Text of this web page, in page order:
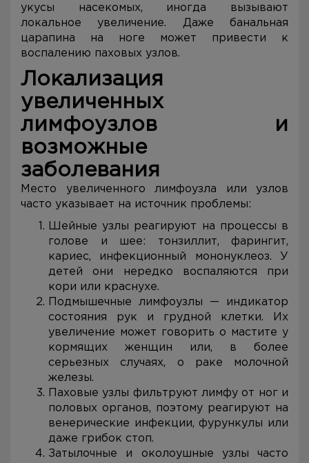
укусы насекомых, иногда вызывают
локальное увеличение. Даже банальная
царапина на ноге может привести к
воспалению паховых узлов.
Локализация
увеличенных
лимфоузлов и
возможные
заболевания
Место увеличенного лимфоузла или узлов
часто указывает на источник проблемы:
Шейные узлы реагируют на процессы в
голове и шее: тонзиллит, фарингит,
кариес, инфекционный мононуклеоз. У
детей они нередко воспаляются при
кори или краснухе.
Подмышечные лимфоузлы — индикатор
состояния рук и грудной клетки. Их
увеличение может говорить о мастите у
кормящих женщин или, в более
серьезных случаях, о раке молочной
железы.
Паховые узлы фильтруют лимфу от ног и
половых органов, поэтому реагируют на
венерические инфекции, фурункулы или
даже грибок стоп.
Затылочные и околоушные узлы часто